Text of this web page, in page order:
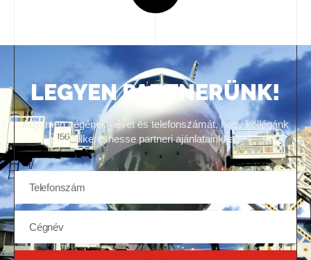
LEGYEN PARTNERÜNK!
Adja meg cégének nevét és telefonszámát, hogy kollégánk
felkereshesse partneri ajánlatainkkal!